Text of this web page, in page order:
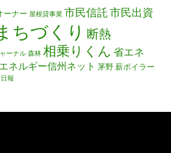
ーナー 屋根貸事業 市民信託市民出資
ちづくり 断熱
ーナル 森林 相乗りくん 省エネ
ネルギー信州ネット 茅野 薪ボイラー
報